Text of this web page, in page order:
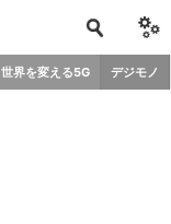
世界を変える5G デジモノ